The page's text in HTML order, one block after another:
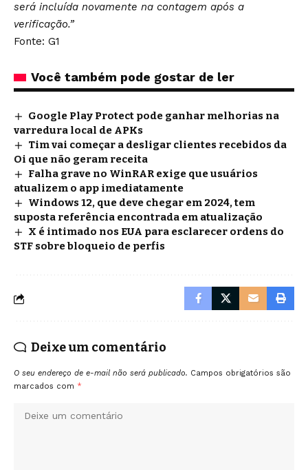
será incluída novamente na contagem após a
verificação.”
Fonte: G1
Você também pode gostar de ler
Google Play Protect pode ganhar melhorias na
varredura local de APKs
Tim vai começar a desligar clientes recebidos da
Oi que não geram receita
Falha grave no WinRAR exige que usuários
atualizem o app imediatamente
Windows 12, que deve chegar em 2024, tem
suposta referência encontrada em atualização
X é intimado nos EUA para esclarecer ordens do
STF sobre bloqueio de perfis
Deixe um comentário
O seu endereço de e-mail não será publicado. Campos obrigatórios são
marcados com *